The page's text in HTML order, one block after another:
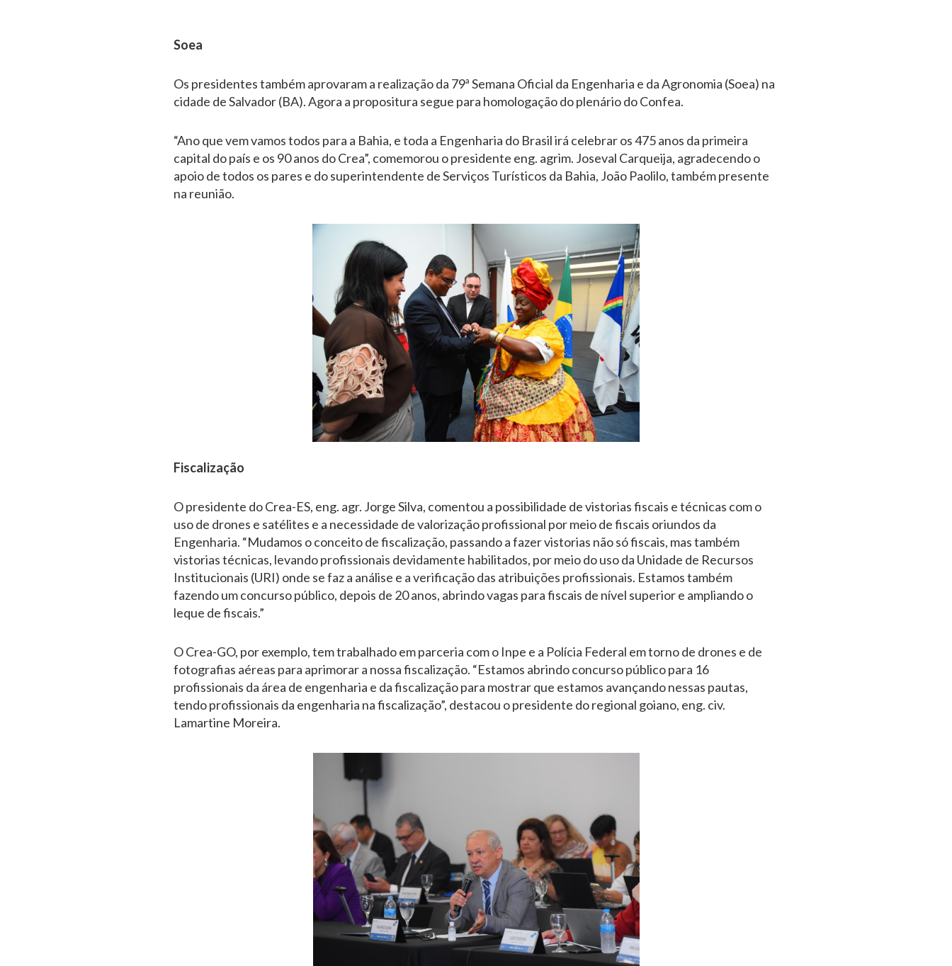
Soea
Os presidentes também aprovaram a realização da 79ª Semana Oficial da Engenharia e da Agronomia (Soea) na
cidade de Salvador (BA). Agora a propositura segue para homologação do plenário do Confea.
“Ano que vem vamos todos para a Bahia, e toda a Engenharia do Brasil irá celebrar os 475 anos da primeira
capital do país e os 90 anos do Crea”, comemorou o presidente eng. agrim. Joseval Carqueija, agradecendo o
apoio de todos os pares e do superintendente de Serviços Turísticos da Bahia, João Paolilo, também presente
na reunião.
Fiscalização
O presidente do Crea-ES, eng. agr. Jorge Silva, comentou a possibilidade de vistorias fiscais e técnicas com o
uso de drones e satélites e a necessidade de valorização profissional por meio de fiscais oriundos da
Engenharia. “Mudamos o conceito de fiscalização, passando a fazer vistorias não só fiscais, mas também
vistorias técnicas, levando profissionais devidamente habilitados, por meio do uso da Unidade de Recursos
Institucionais (URI) onde se faz a análise e a verificação das atribuições profissionais. Estamos também
fazendo um concurso público, depois de 20 anos, abrindo vagas para fiscais de nível superior e ampliando o
leque de fiscais.”
O Crea-GO, por exemplo, tem trabalhado em parceria com o Inpe e a Polícia Federal em torno de drones e de
fotografias aéreas para aprimorar a nossa fiscalização. “Estamos abrindo concurso público para 16
profissionais da área de engenharia e da fiscalização para mostrar que estamos avançando nessas pautas,
tendo profissionais da engenharia na fiscalização”, destacou o presidente do regional goiano, eng. civ.
Lamartine Moreira.